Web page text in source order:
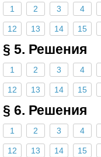
1 2 3 4
12 13 14 15
§ 5. Решения
1 2 3 4
12 13 14 15
§ 6. Решения
1 2 3 4
12 13 14 15